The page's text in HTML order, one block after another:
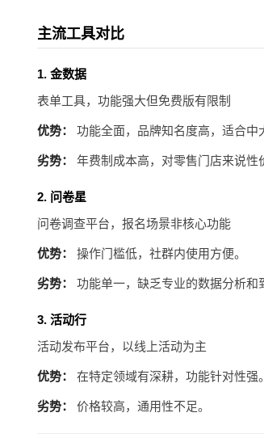
主流工具对比
1. 金数据
表单工具，功能强大但免费版有限制
优势： 功能全面，品牌知名度高，适合中
劣势： 年费制成本高，对零售门店来说性
2. 问卷星
问卷调查平台，报名场景非核心功能
优势： 操作门槛低，社群内使用方便。
劣势： 功能单一，缺乏专业的数据分析和
3. 活动行
活动发布平台，以线上活动为主
优势： 在特定领域有深耕，功能针对性强。
劣势： 价格较高，通用性不足。